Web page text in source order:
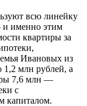
всю линейку
и именно этим
квартиры за
Ивановых из
1,2 млн рублей, а
7,6 млн —
с
капиталом.